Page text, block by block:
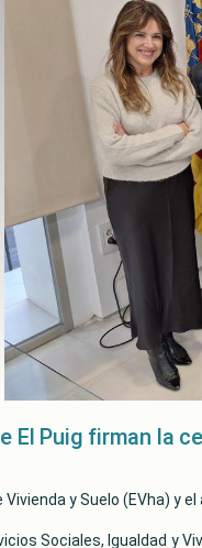
El Puig firman la
y Suelo (EVha) y
Sociales, Igualdad y